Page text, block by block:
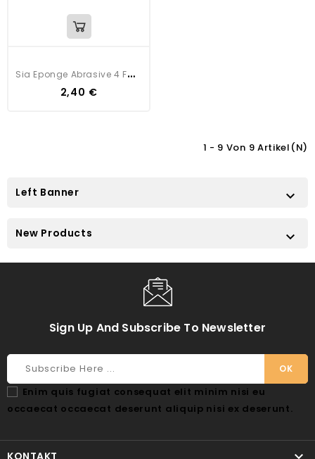
S
Ia Eponge Abrasive 4 Faces Siasponge
2,40 €
1 - 9 Von 9 Artikel(n)
Left Banner 
New Products 
Sign Up And Subscribe To Newsletter
Enim quis fugiat consequat elit minim nisi eu
occaecat occaecat deserunt aliquip nisi ex deserunt.
KONTAKT